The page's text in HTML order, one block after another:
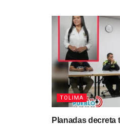
TOLIMA
Planadas decreta